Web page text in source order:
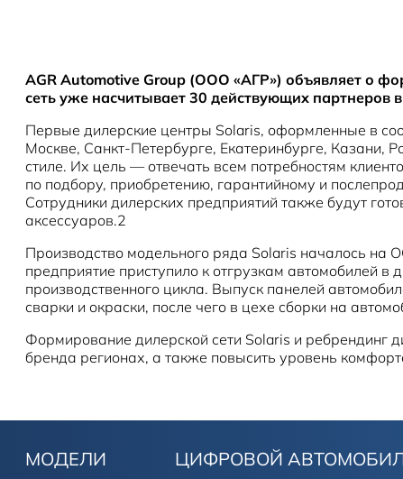
AGR Automotive Group (ООО «АГР») объявляет о
сеть уже насчитывает 30 действующих партнеров
Первые дилерские центры Solaris, оформленные в
Москве, Санкт-Петербурге, Екатеринбурге,
стиле. Их цель — отвечать всем потребностям
по подбору, приобретению, гарантийному и
Сотрудники дилерских предприятий также будут
аксессуаров.2
Производство модельного ряда Solaris началось
предприятие приступило к отгрузкам автомобилей
производственного цикла. Выпуск панелей
сварки и окраски, после чего в цехе сборки на
Формирование дилерской сети Solaris и ребрендинг
бренда регионах, а также повысить уровень
МОДЕЛИ ЦИФРОВОЙ